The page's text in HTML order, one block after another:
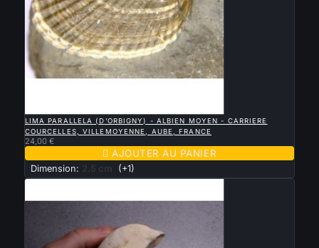
LIMA PARALLELA (D’ORBIGNY) - ALBIEN MOYEN - CARRIERE
COURCELLES, VILLEMOYENNE, AUBE, FRANCE
24,00 €
 AJOUTER AU PANIER
Dimension: 2.5 cm (+1)